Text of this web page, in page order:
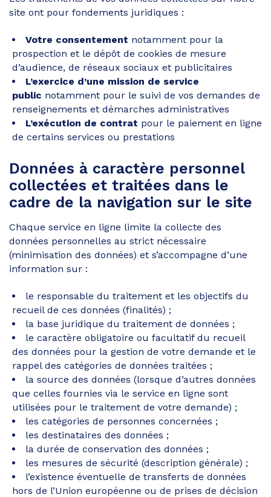
site ont pour fondements juridiques :
Votre consentement notamment pour la
prospection et le dépôt de cookies de mesure
d’audience, de réseaux sociaux et publicitaires
L’exercice d’une mission de service
public notamment pour le suivi de vos demandes de
renseignements et démarches administratives
L’exécution de contrat pour le paiement en ligne
de certains services ou prestations
Données à caractère personnel
collectées et traitées dans le
cadre de la navigation sur le site
Chaque service en ligne limite la collecte des
données personnelles au strict nécessaire
(minimisation des données) et s’accompagne d’une
information sur :
le responsable du traitement et les objectifs du
recueil de ces données (finalités) ;
la base juridique du traitement de données ;
le caractère obligatoire ou facultatif du recueil
des données pour la gestion de votre demande et le
rappel des catégories de données traitées ;
la source des données (lorsque d’autres données
que celles fournies via le service en ligne sont
utilisées pour le traitement de votre demande) ;
les catégories de personnes concernées ;
les destinataires des données ;
la durée de conservation des données ;
les mesures de sécurité (description générale) ;
l’existence éventuelle de transferts de données
hors de l’Union européenne ou de prises de décision